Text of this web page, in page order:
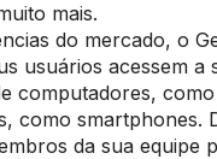
mais.
do mercado, o
usuários acessem a
computadores,
como smartphones.
da sua equipe